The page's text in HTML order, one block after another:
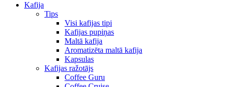
Kafija
Tips
Visi kafijas tipi
Kafijas pupiņas
Maltā kafija
Aromatizēta maltā kafija
Kapsulas
Kafijas ražotājs
Coffee Guru